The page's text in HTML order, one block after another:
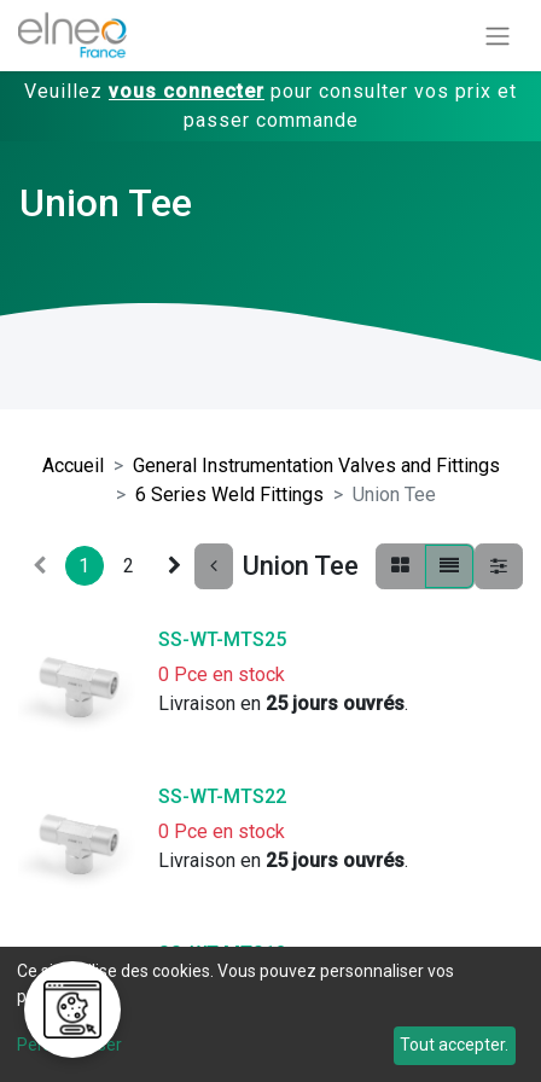
Veuillez vous connecter pour consulter vos prix et
passer commande
Union Tee
Accueil
General Instrumentation Valves and Fittings
6 Series Weld Fittings
Union Tee
1 2 Union Tee
SS-WT-MTS25
0 Pce en stock
Livraison en 25 jours ouvrés.
SS-WT-MTS22
0 Pce en stock
Livraison en 25 jours ouvrés.
SS-WT-MTS18
0 Pce en stock
Ce site utilise des cookies. Vous pouvez personnaliser vos
préférences.
Personnaliser Tout accepter.